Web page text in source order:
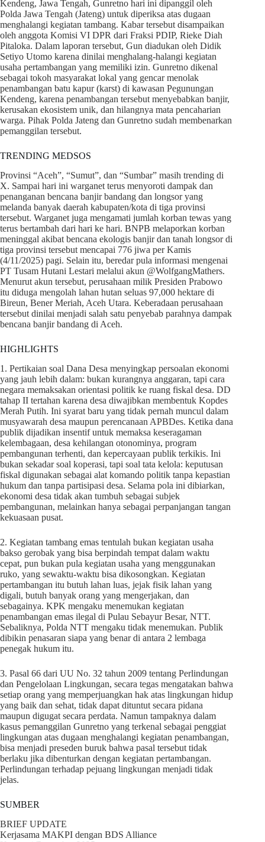
Kendeng, Jawa Tengah, Gunretno hari ini dipanggil oleh
Polda Jawa Tengah (Jateng) untuk diperiksa atas dugaan
menghalangi kegiatan tambang. Kabar tersebut disampaikan
oleh anggota Komisi VI DPR dari Fraksi PDIP, Rieke Diah
Pitaloka. Dalam laporan tersebut, Gun diadukan oleh Didik
Setiyo Utomo karena dinilai menghalang-halangi kegiatan
usaha pertambangan yang memiliki izin. Gunretno dikenal
sebagai tokoh masyarakat lokal yang gencar menolak
penambangan batu kapur (karst) di kawasan Pegunungan
Kendeng, karena penambangan tersebut menyebabkan banjir,
kerusakan ekosistem unik, dan hilangnya mata pencaharian
warga. Pihak Polda Jateng dan Gunretno sudah membenarkan
pemanggilan tersebut.
TRENDING MEDSOS
Provinsi “Aceh”, “Sumut”, dan “Sumbar” masih trending di
X. Sampai hari ini warganet terus menyoroti dampak dan
penanganan bencana banjir bandang dan longsor yang
melanda banyak daerah kabupaten/kota di tiga provinsi
tersebut. Warganet juga mengamati jumlah korban tewas yang
terus bertambah dari hari ke hari. BNPB melaporkan korban
meninggal akibat bencana ekologis banjir dan tanah longsor di
tiga provinsi tersebut mencapai 776 jiwa per Kamis
(4/11/2025) pagi. Selain itu, beredar pula informasi mengenai
PT Tusam Hutani Lestari melalui akun @WolfgangMathers.
Menurut akun tersebut, perusahaan milik Presiden Prabowo
itu diduga mengolah lahan hutan seluas 97,000 hektare di
Bireun, Bener Meriah, Aceh Utara. Keberadaan perusahaan
tersebut dinilai menjadi salah satu penyebab parahnya dampak
bencana banjir bandang di Aceh.
HIGHLIGHTS
1. Pertikaian soal Dana Desa menyingkap persoalan ekonomi
yang jauh lebih dalam: bukan kurangnya anggaran, tapi cara
negara memaksakan orientasi politik ke ruang fiskal desa. DD
tahap II tertahan karena desa diwajibkan membentuk Kopdes
Merah Putih. Ini syarat baru yang tidak pernah muncul dalam
musyawarah desa maupun perencanaan APBDes. Ketika dana
publik dijadikan insentif untuk memaksa keseragaman
kelembagaan, desa kehilangan otonominya, program
pembangunan terhenti, dan kepercayaan publik terkikis. Ini
bukan sekadar soal koperasi, tapi soal tata kelola: keputusan
fiskal digunakan sebagai alat komando politik tanpa kepastian
hukum dan tanpa partisipasi desa. Selama pola ini dibiarkan,
ekonomi desa tidak akan tumbuh sebagai subjek
pembangunan, melainkan hanya sebagai perpanjangan tangan
kekuasaan pusat.
2. Kegiatan tambang emas tentulah bukan kegiatan usaha
bakso gerobak yang bisa berpindah tempat dalam waktu
cepat, pun bukan pula kegiatan usaha yang menggunakan
ruko, yang sewaktu-waktu bisa dikosongkan. Kegiatan
pertambangan itu butuh lahan luas, jejak fisik lahan yang
digali, butuh banyak orang yang mengerjakan, dan
sebagainya. KPK mengaku menemukan kegiatan
penambangan emas ilegal di Pulau Sebayur Besar, NTT.
Sebaliknya, Polda NTT mengaku tidak menemukan. Publik
dibikin penasaran siapa yang benar di antara 2 lembaga
penegak hukum itu.
3. Pasal 66 dari UU No. 32 tahun 2009 tentang Perlindungan
dan Pengelolaan Lingkungan, secara tegas mengatakan bahwa
setiap orang yang memperjuangkan hak atas lingkungan hidup
yang baik dan sehat, tidak dapat dituntut secara pidana
maupun digugat secara perdata. Namun tampaknya dalam
kasus pemanggilan Gunretno yang terkenal sebagai penggiat
lingkungan atas dugaan menghalangi kegiatan penambangan,
bisa menjadi preseden buruk bahwa pasal tersebut tidak
berlaku jika dibenturkan dengan kegiatan pertambangan.
Perlindungan terhadap pejuang lingkungan menjadi tidak
jelas.
SUMBER
BRIEF UPDATE
Kerjasama MAKPI dengan BDS Alliance